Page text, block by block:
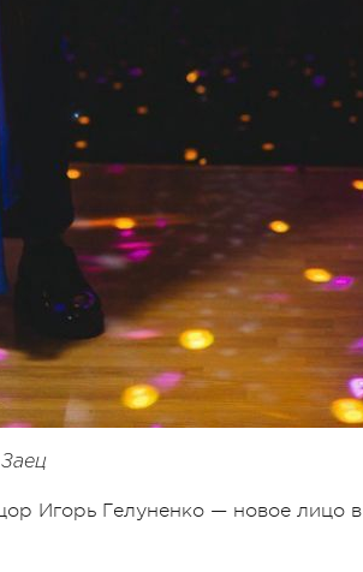
Игорь Гелуненко — новое лицо в